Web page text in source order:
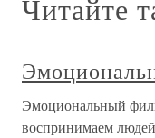
Читайте
Эмоциональный
воспринимаем